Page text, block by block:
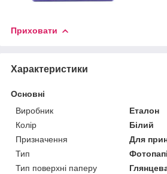
Приховати
Характеристики
Основні
Виробник
Еталон
Колір
Білий
Призначення
Для
Тип
Тип поверхні паперу